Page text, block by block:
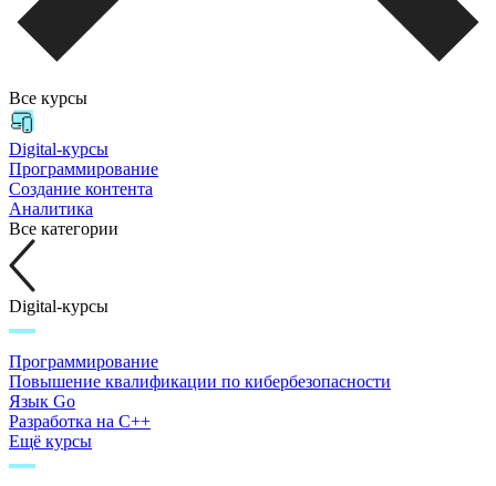
Все курсы
Digital-курсы
Программирование
Создание контента
Аналитика
Все категории
Digital-курсы
Программирование
Повышение квалификации по кибербезопасности
Язык Go
Разработка на C++
Ещё курсы